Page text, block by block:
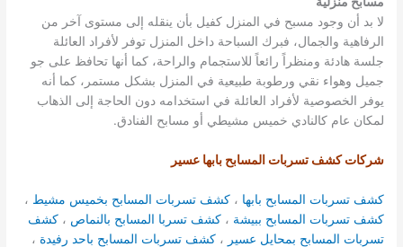
لا بد أن وجود مسبح في المنزل كفيل بأن ينقله إلى مستوى آخر من
الرفاهية والجمال، فبرك السباحة داخل المنزل توفر لأفراد العائلة
جلسة هادئة ومنظراً رائعاً للاستجمام والراحة، كما أنها تحافظ على جو
جميل وهواء نقي ورطوبة طبيعية في المنزل بشكل مستمر، كما أنه
يوفر الخصوصية لأفراد العائلة في استخدامه دون الحاجة إلى الذهاب
لمكان عام كالنادي خميس مشيطي أو مسابح الفنادق.
شركات كشف تسربات المسابح بابها عسير
كشف تسربات المسابح بابها ،كشف تسربات المسابح بخميس مشيط ،
كشف تسربات المسابح ببيشة ،كشف تسربا المسابح بالنماص ،كشف
تسربات المسابح بمحايل عسير ،كشف تسربات المسابح باحد رفيدة ،